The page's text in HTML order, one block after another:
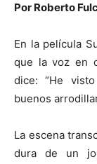
Por Roberto
En la película
que la voz en
dice: “He
buenos
La escena
dura de un